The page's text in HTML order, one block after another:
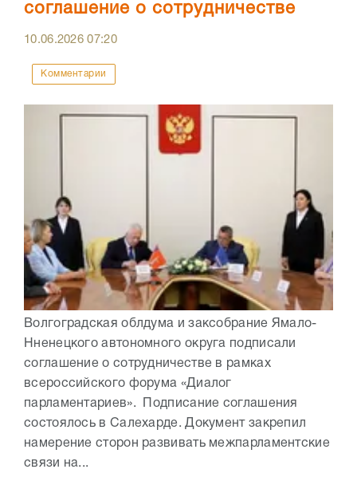
соглашение о сотрудничестве
10.06.202607:20
Комментарии
Волгоградская облдума и заксобрание Ямало-
Нненецкого автономного округа подписали
соглашение о сотрудничестве в рамках
всероссийского форума «Диалог
парламентариев». Подписание соглашения
состоялось в Салехарде. Документ закрепил
намерение сторон развивать межпарламентские
связи на...